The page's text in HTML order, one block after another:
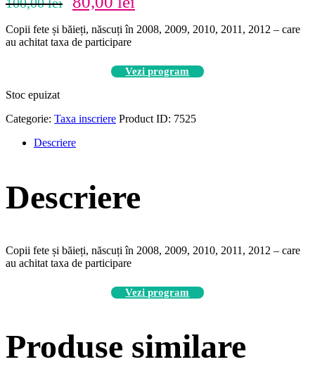
inițial
a
fost:
100,00 lei.
curent
este:
80,00 lei.
Copii fete și băieți, născuți în 2008, 2009, 2010, 2011, 2012 – care
au achitat taxa de participare
Vezi program
Stoc epuizat
Categorie: Taxa inscriere Product ID: 7525
Descriere
Descriere
Copii fete și băieți, născuți în 2008, 2009, 2010, 2011, 2012 – care
au achitat taxa de participare
Vezi program
Produse similare